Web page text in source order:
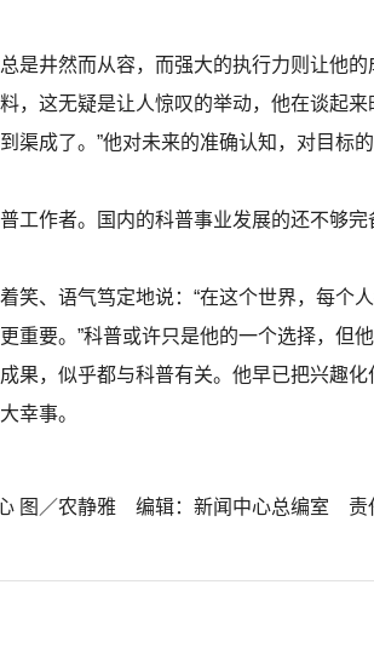
井然而从容，而强大的执行力则让他的
这无疑是让人惊叹的举动，他在谈起来
渠成了。”他对未来的准确认知，对目标
作者。国内的科普事业发展的还不够完
、语气笃定地说：“在这个世界，每个
重要。”科普或许只是他的一个选择，但
，似乎都与科普有关。他早已把兴趣化
幸事。
图／农静雅 编辑：新闻中心总编室